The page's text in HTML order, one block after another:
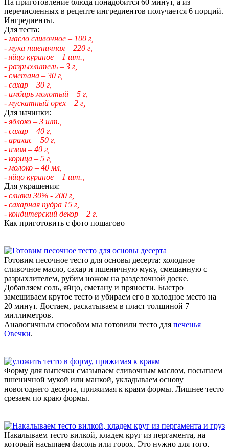
перечисленных в рецепте ингредиентов получается 6 порций.
Ингредиенты.
Для теста:
- масло сливочное – 100 г,
- мука пшеничная – 220 г,
- яйцо куриное – 1 шт.,
- разрыхлитель – 3 г,
- сметана – 30 г,
- сахар – 30 г,
- имбирь молотый – 5 г,
- мускатный орех – 2 г,
Для начинки:
- яблоко – 3 шт.,
- сахар – 40 г,
- арахис – 50 г,
- изюм – 40 г,
- корица – 5 г,
- молоко – 40 мл,
- яйцо куриное – 1 шт.,
Для украшения:
- сливки 30% - 200 г,
- сахарная пудра 15 г,
- кондитерский декор – 2 г.
Как приготовить с фото пошагово
Готовим песочное тесто для основы десерта: холодное
сливочное масло, сахар и пшеничную муку, смешанную с
разрыхлителем, рубим ножом на разделочной доске.
Добавляем соль, яйцо, сметану и пряности. Быстро
замешиваем крутое тесто и убираем его в холодное место на
20 минут. Достаем, раскатываем в пласт толщиной 7
миллиметров.
Аналогичным способом мы готовили тесто для печенья
Овечки.
Форму для выпечки смазываем сливочным маслом, посыпаем
пшеничной мукой или манкой, укладываем основу
новогоднего десерта, прижимая к краям формы. Лишнее тесто
срезаем по краю формы.
Накалываем тесто вилкой, кладем круг из пергамента, на
который насыпаем фасоль или горох. Это нужно для того,